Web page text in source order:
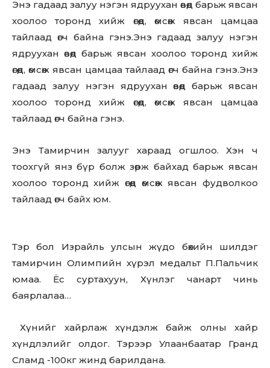
Энэ гадаад залуу нэгэн ядруухан өвөөд барьж явсан
хоолоо торонд хийж өгөөд, өмсөж явсан цамцаа
тайлаад өгч байна гэнэ.Энэ гадаад залуу нэгэн
ядруухан өвөөд барьж явсан хоолоо торонд хийж
өгөөд, өмсөж явсан цамцаа тайлаад өгч байна гэнэ.Энэ
гадаад залуу нэгэн ядруухан өвөөд барьж явсан
хоолоо торонд хийж өгөөд, өмсөж явсан цамцаа
тайлаад өгч байна гэнэ.
Энэ Тамирчин залууг хараад огшлоо. Хэн ч
тоохгүй янз бүр болж зөрж байхад барьж явсан
хоолоо торонд хийж өгөөд өмсөж явсан фудволкоо
тайлаад өгч байх юм.
Тэр бол Израйль улсын жүдо бөхийн шилдэг
тамирчин Олимпийн хүрэл медальт П.Пальчик
юмаа. Ёс суртахуун, Хүнлэг чанарт чинь
баярлалаа…
Хүнийг хайрлаж хүндэлж байж олны хайр
хүндлэлийг олдог. Тэрээр Улаанбаатар Гранд
Сламд -100кг жинд барилдана.